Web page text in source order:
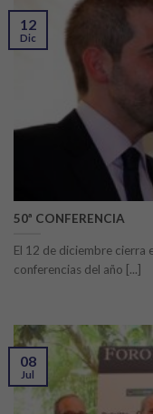
50ª CONFERENCIA
El 12 de diciembre cierra
conferencias del año [...]
12
Dic
08
Jul